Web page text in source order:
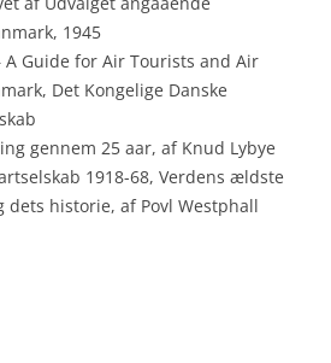
1945
A Guide for Air Tourists and Air
Det Kongelige Danske
gennem 25 aar, af Knud Lybye
1918-68, Verdens ældste
dets historie, af Povl Westphall